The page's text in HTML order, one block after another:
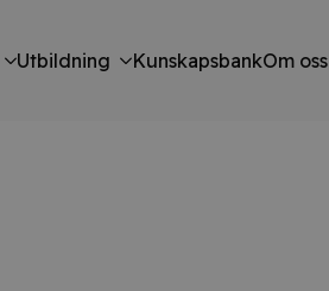
Utbildning KunskapsbankOm oss